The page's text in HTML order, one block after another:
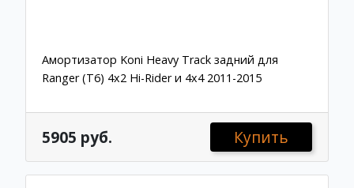
Амортизатор Koni Heavy Track задний для
Ranger (T6) 4x2 Hi-Rider и 4x4 2011-2015
5905 руб. Купить